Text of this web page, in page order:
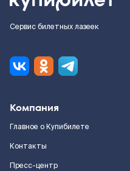
Сервис билетных лазеек
Компания
Главное о Купибилете
Контакты
Пресс-центр